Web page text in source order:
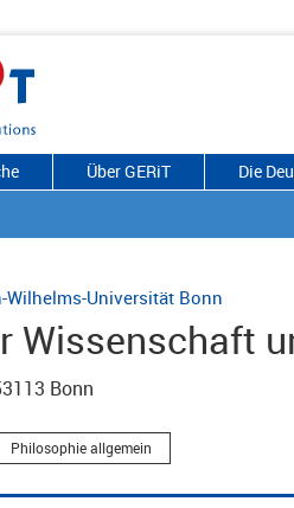
Über GERiT Die
Universität Bonn
Wissenschaft
Bonn
Philosophie allgemein